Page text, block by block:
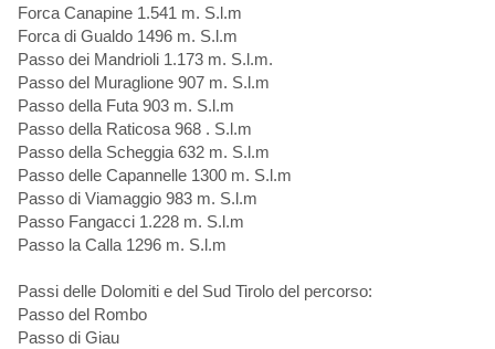
Forca Canapine 1.541 m. S.l.m
Forca di Gualdo 1496 m. S.l.m
Passo dei Mandrioli 1.173 m. S.l.m.
Passo del Muraglione 907 m. S.l.m
Passo della Futa 903 m. S.l.m
Passo della Raticosa 968 . S.l.m
Passo della Scheggia 632 m. S.l.m
Passo delle Capannelle 1300 m. S.l.m
Passo di Viamaggio 983 m. S.l.m
Passo Fangacci 1.228 m. S.l.m
Passo la Calla 1296 m. S.l.m
Passi delle Dolomiti e del Sud Tirolo del percorso:
Passo del Rombo
Passo di Giau